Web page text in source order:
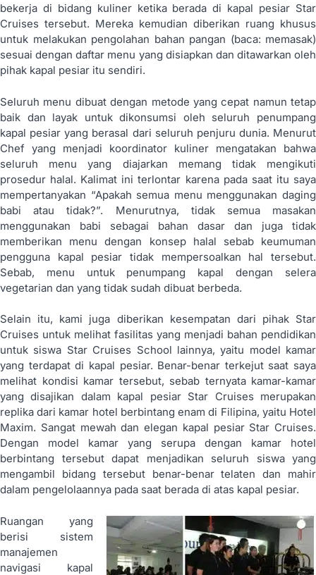
bekerja di bidang kuliner ketika berada di kapal pesiar Star
Cruises tersebut. Mereka kemudian diberikan ruang khusus
untuk melakukan pengolahan bahan pangan (baca: memasak)
sesuai dengan daftar menu yang disiapkan dan ditawarkan oleh
pihak kapal pesiar itu sendiri.
Seluruh menu dibuat dengan metode yang cepat namun tetap
baik dan layak untuk dikonsumsi oleh seluruh penumpang
kapal pesiar yang berasal dari seluruh penjuru dunia. Menurut
Chef yang menjadi koordinator kuliner mengatakan bahwa
seluruh menu yang diajarkan memang tidak mengikuti
prosedur halal. Kalimat ini terlontar karena pada saat itu saya
mempertanyakan “Apakah semua menu menggunakan daging
babi atau tidak?”. Menurutnya, tidak semua masakan
menggunakan babi sebagai bahan dasar dan juga tidak
memberikan menu dengan konsep halal sebab keumuman
pengguna kapal pesiar tidak mempersoalkan hal tersebut.
Sebab, menu untuk penumpang kapal dengan selera
vegetarian dan yang tidak sudah dibuat berbeda.
Selain itu, kami juga diberikan kesempatan dari pihak Star
Cruises untuk melihat fasilitas yang menjadi bahan pendidikan
untuk siswa Star Cruises School lainnya, yaitu model kamar
yang terdapat di kapal pesiar. Benar-benar terkejut saat saya
melihat kondisi kamar tersebut, sebab ternyata kamar-kamar
yang disajikan dalam kapal pesiar Star Cruises merupakan
replika dari kamar hotel berbintang enam di Filipina, yaitu Hotel
Maxim. Sangat mewah dan elegan kapal pesiar Star Cruises.
Dengan model kamar yang serupa dengan kamar hotel
berbintang tersebut dapat menjadikan seluruh siswa yang
mengambil bidang tersebut benar-benar telaten dan mahir
dalam pengelolaannya pada saat berada di atas kapal pesiar.
Ruangan yang
berisi sistem
manajemen
navigasi kapal